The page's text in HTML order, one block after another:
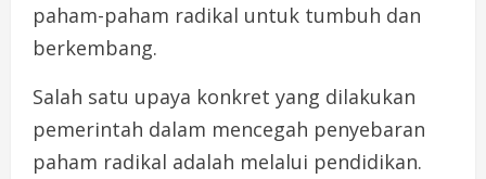
paham-paham radikal untuk tumbuh dan
berkembang.
Salah satu upaya konkret yang dilakukan
pemerintah dalam mencegah penyebaran
paham radikal adalah melalui pendidikan.